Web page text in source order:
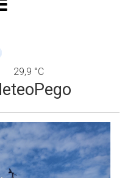
29,9 °C